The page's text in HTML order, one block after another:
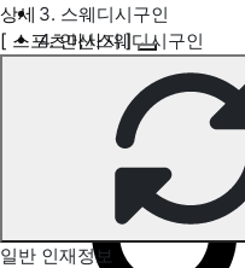
3. 스웨디시구인
4. 안산스웨디시구인
부산중구 스포츠마사지 구직
상세
[ 스포츠마사지 ]
일반 인재정보